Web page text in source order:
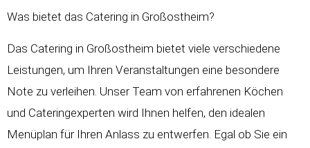
Was bietet das Catering in Großostheim?
Das Catering in Großostheim bietet viele verschiedene
Leistungen, um Ihren Veranstaltungen eine besondere
Note zu verleihen. Unser Team von erfahrenen Köchen
und Cateringexperten wird Ihnen helfen, den idealen
Menüplan für Ihren Anlass zu entwerfen. Egal ob Sie ein